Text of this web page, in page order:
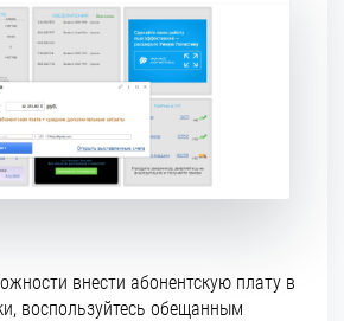
внести абонентскую плату в
воспользуйтесь обещанным